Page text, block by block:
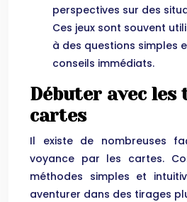
perspectives sur des
Ces jeux sont souvent
à des questions simples
conseils immédiats.
Débuter avec les
cartes
Il existe de nombreuses
voyance par les cartes.
méthodes simples et
aventurer dans des tirages